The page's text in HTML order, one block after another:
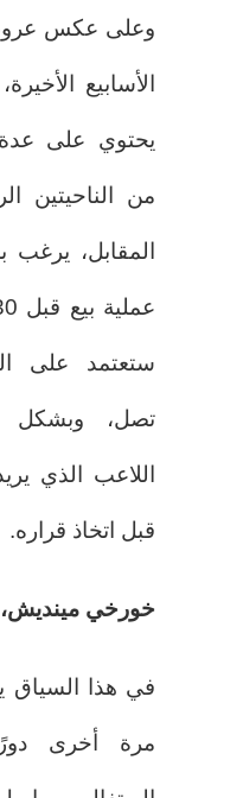
وعلى عكس
الأسابيع
يحتوي على عدة
من الناحيتين
المقابل،
ستعتمد على
تصل، وبشكل
اللاعب الذي
قبل اتخاذ قراره.
خورخي
في هذا
مرة أخرى